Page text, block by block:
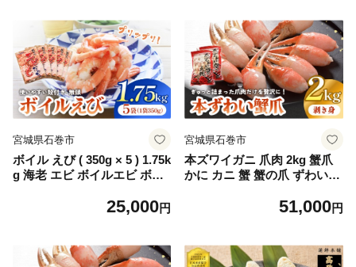
宮城県石巻市
ボイル えび ( 350g × 5 ) 1.75k
g 海老 エビ ボイルエビ ボイ
魚介類 シュリンプ25,000円
宮城県石巻市
本ズワイガニ 爪肉 2kg 蟹爪
かに カニ 蟹 蟹の爪 ずわいが
51,000円